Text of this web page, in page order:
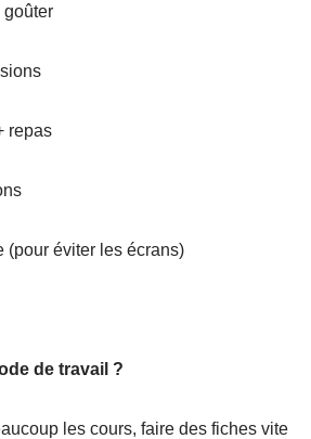
goûter
repas
(pour éviter les écrans)
de travail ?
les cours, faire des fiches vite